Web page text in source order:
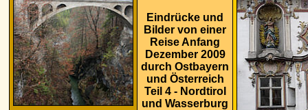
Eindrücke und
Bilder von einer
Reise Anfang
Dezember 2009
durch Ostbayern
und Österreich
Teil 4 - Nordtirol
und Wasserburg